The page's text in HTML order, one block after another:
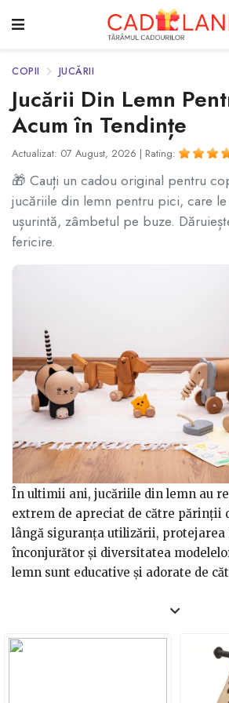
COPII JUCĂRII
Jucării Din Lemn
Acum în Tendințe
Actualizat: 07 August, 2026 | Rating:
🎁 Cauți un cadou original pentru
jucăriile din lemn pentru pici, care le
ușurintă, zâmbetul pe buze.
fericire.
În ultimii ani, jucăriile din lemn au
extrem de apreciat de către părinții
lângă siguranța utilizării, protejarea
înconjurător și diversitatea
lemn sunt educative și adorate de
Câte categorii de jucării
tipurilor de jucării confecționate din
momentul actual pe piață. De la
lemn, puzzle-uri, în culori felurite, la